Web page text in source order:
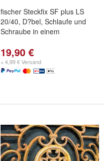
fischer Steckfix SF plus LS
20/40, D?bel, Schlaufe und
Schraube in einem
19,90 €
+ 4,99 € Versand